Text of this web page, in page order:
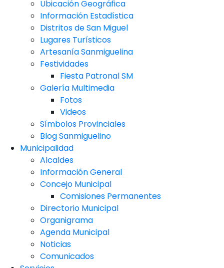
Ubicación Geográfica
Información Estadística
Distritos de San Miguel
Lugares Turísticos
Artesanía Sanmiguelina
Festividades
Fiesta Patronal SM
Galería Multimedia
Fotos
Videos
Símbolos Provinciales
Blog Sanmiguelino
Municipalidad
Alcaldes
Información General
Concejo Municipal
Comisiones Permanentes
Directorio Municipal
Organigrama
Agenda Municipal
Noticias
Comunicados